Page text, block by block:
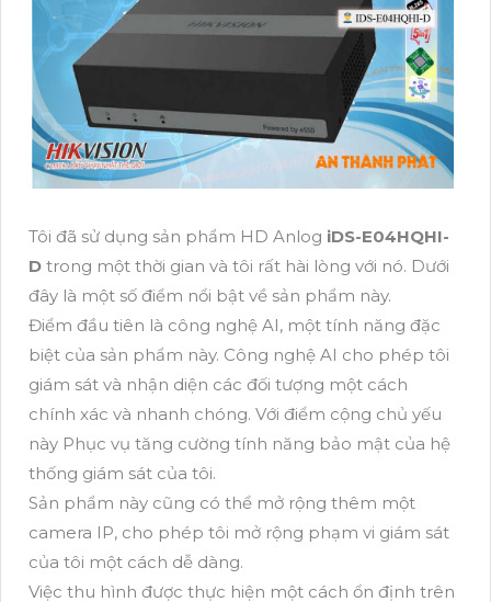
Tôi đã sử dụng sản phẩm HD Anlog iDS-E04HQHI-
D trong một thời gian và tôi rất hài lòng với nó. Dưới
đây là một số điểm nổi bật về sản phẩm này.
Điểm đầu tiên là công nghệ AI, một tính năng đặc
biệt của sản phẩm này. Công nghệ AI cho phép tôi
giám sát và nhận diện các đối tượng một cách
chính xác và nhanh chóng. Với điểm cộng chủ yếu
này Phục vụ tăng cường tính năng bảo mật của hệ
thống giám sát của tôi.
Sản phẩm này cũng có thể mở rộng thêm một
camera IP, cho phép tôi mở rộng phạm vi giám sát
của tôi một cách dễ dàng.
Việc thu hình được thực hiện một cách ổn định trên